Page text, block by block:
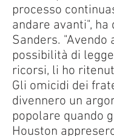
processo
andare avanti", ha
Sanders. "Avendo
possibilità di
ricorsi, li ho
Gli omicidi dei
divennero un
popolare quando
Houston